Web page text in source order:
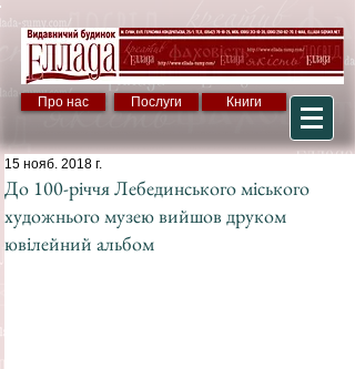
Про нас Послуги Книги
До 100-річчя Лебединського міського
художнього музею вийшов друком
ювілейний альбом
15 нояб. 2018 г.